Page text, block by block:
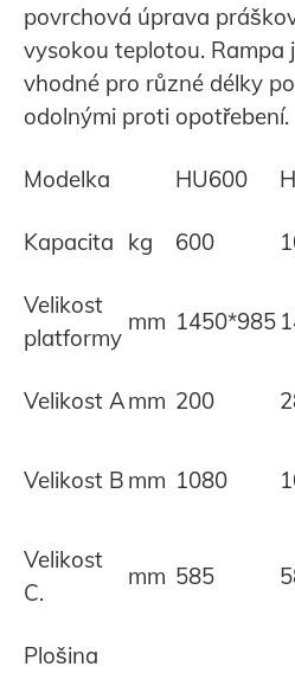
povrchová úprava
vysokou teplotou. Rampa
vhodné pro různé délky
odolnými proti opotřebení.
Modelka HU600
Kapacita kg 600
Velikost
platformy
mm 1450*985
Velikost Amm 200
Velikost B mm 1080
Velikost
C.
mm 585
Plošina